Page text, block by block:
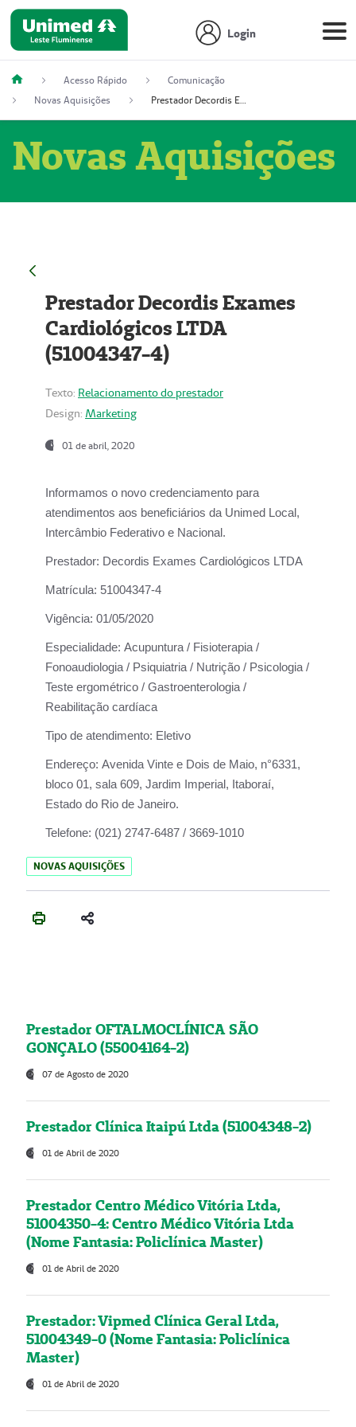
Login
Acesso Rápido
Comunicação
Novas Aquisições
Prestador Decordis Exames Cardiológicos LTDA (51004347-4)
Novas Aquisições
Prestador Decordis Exames
Cardiológicos LTDA
(51004347-4)
Texto: Relacionamento do prestador
Design: Marketing
01 de abril, 2020
Informamos o novo credenciamento para
atendimentos aos beneficiários da Unimed Local,
Intercâmbio Federativo e Nacional.
Prestador: Decordis Exames Cardiológicos LTDA
Matrícula: 51004347-4
Vigência: 01/05/2020
Especialidade: Acupuntura / Fisioterapia /
Fonoaudiologia / Psiquiatria / Nutrição / Psicologia /
Teste ergométrico / Gastroenterologia /
Reabilitação cardíaca
Tipo de atendimento: Eletivo
Endereço: Avenida Vinte e Dois de Maio, n°6331,
bloco 01, sala 609, Jardim Imperial, Itaboraí,
Estado do Rio de Janeiro.
Telefone: (021) 2747-6487 / 3669-1010
NOVAS AQUISIÇÕES
Prestador OFTALMOCLÍNICA SÃO
GONÇALO (55004164-2)
07 de Agosto de 2020
Prestador Clínica Itaipú Ltda (51004348-2)
01 de Abril de 2020
Prestador Centro Médico Vitória Ltda,
51004350-4: Centro Médico Vitória Ltda
(Nome Fantasia: Policlínica Master)
01 de Abril de 2020
Prestador: Vipmed Clínica Geral Ltda,
51004349-0 (Nome Fantasia: Policlínica
Master)
01 de Abril de 2020